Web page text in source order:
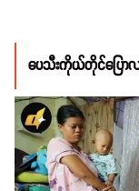
ပေသီးကိုယ်တိုင်ပြော